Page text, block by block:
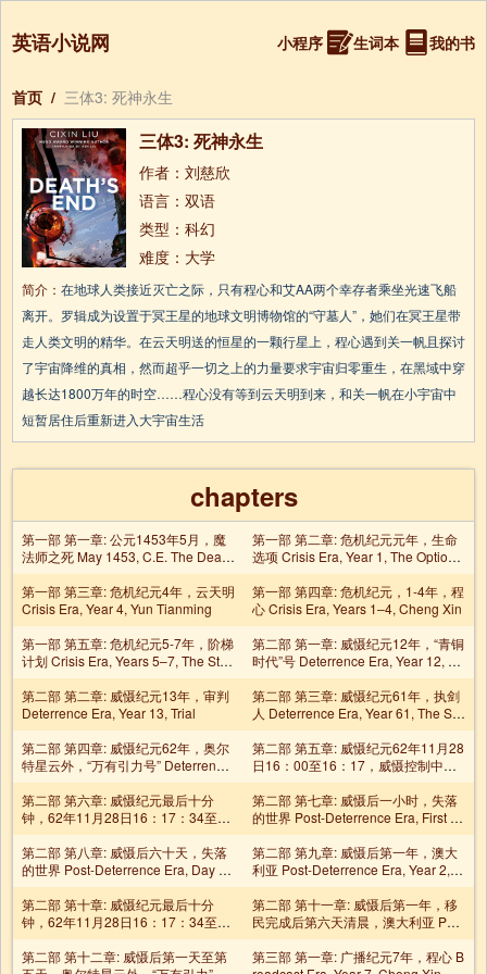
英语小说网 小程序 生词本 我的书
首页 / 三体3: 死神永生
三体3: 死神永生
作者：刘慈欣
语言：双语
类型：科幻
难度：大学
简介： 在地球人类接近灭亡之际，只有程心和艾AA两个幸存者乘坐光速飞船
离开。罗辑成为设置于冥王星的地球文明博物馆的“守墓人”，她们在冥王星带
走人类文明的精华。在云天明送的恒星的一颗行星上，程心遇到关一帆且探讨
了宇宙降维的真相，然而超乎一切之上的力量要求宇宙归零重生，在黑域中穿
越长达1800万年的时空……程心没有等到云天明到来，和关一帆在小宇宙中
短暂居住后重新进入大宇宙生活
chapters
第一部 第一章: 公元1453年5月，魔
法师之死 May 1453, C.E. The Death
of the Magician
第一部 第二章: 危机纪元元年，生命
选项 Crisis Era, Year 1, The Option f
or Life
第一部 第三章: 危机纪元4年，云天明
Crisis Era, Year 4, Yun Tianming
第一部 第四章: 危机纪元，1-4年，程
心 Crisis Era, Years 1–4, Cheng Xin
第一部 第五章: 危机纪元5-7年，阶梯
计划 Crisis Era, Years 5–7, The Stair
case Program
第二部 第一章: 威慑纪元12年，“青铜
时代”号 Deterrence Era, Year 12, Br
onze Age
第二部 第二章: 威慑纪元13年，审判
Deterrence Era, Year 13, Trial
第二部 第三章: 威慑纪元61年，执剑
人 Deterrence Era, Year 61, The Sw
ordholder
第二部 第四章: 威慑纪元62年，奥尔
特星云外，“万有引力号” Deterrence
Era, Year 62 Gravity, in the Vicinity o
f the Oort Cloud
第二部 第五章: 威慑纪元62年11月28
日16：00至16：17，威慑控制中心
Deterrence Era, Year 62, November
28, 4:00 P.M. to 4:17 P.M.: Deterrenc
e Center
第二部 第六章: 威慑纪元最后十分
钟，62年11月28日16：17：34至1
6：27：58，威摄控制中心 The Fina
l Ten Minutes of the Deterrence Era,
Year 62, November 28, 4:17:34 P.M.
to 4:27:58 P.M.: Deterrence Center
第二部 第七章: 威慑后一小时，失落
的世界 Post-Deterrence Era, First H
our, A Lost World
第二部 第八章: 威慑后六十天，失落
的世界 Post-Deterrence Era, Day 6
0, A Lost World
第二部 第九章: 威慑后第一年，澳大
利亚 Post-Deterrence Era, Year 2, A
ustralia
第二部 第十章: 威慑纪元最后十分
钟，62年11月28日16：17：34至1
6：27：58，奥尔特星云外，“万有引
力”号和“蓝色空间”号 The Final Ten
第二部 第十一章: 威慑后第一年，移
民完成后第六天清晨，澳大利亚 Post
-Deterrence Era, Year 2, The Mornin
g After the Great Resettlement, Aust
第二部 第十二章: 威慑后第一天至第
第三部 第一章: 广播纪元7年，程心 B